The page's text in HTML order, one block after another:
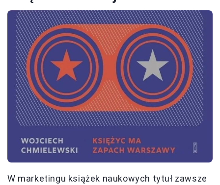
W marketingu książek naukowych tytuł zawsze